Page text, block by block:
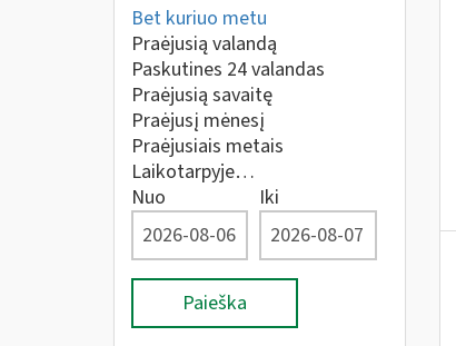
Bet kuriuo metu
Praėjusią valandą
Paskutines 24 valandas
Praėjusią savaitę
Praėjusį mėnesį
Praėjusiais metais
Laikotarpyje…
Nuo
Iki
Paieška